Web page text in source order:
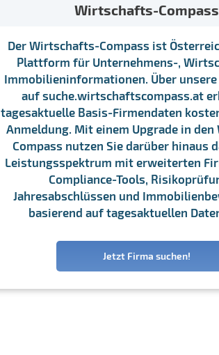
Wirtschafts-Compass
Der Wirtschafts-Compass ist
Plattform für Unternehmens-,
Immobilieninformationen. Über unsere
auf suche.wirtschaftscompass.at
tagesaktuelle Basis-Firmendaten
Anmeldung. Mit einem Upgrade in
Compass nutzen Sie darüber hinaus
Leistungsspektrum mit erweiterten
Compliance-Tools,
Jahresabschlüssen und
basierend auf tagesaktuellen
Jetzt Firma suchen!